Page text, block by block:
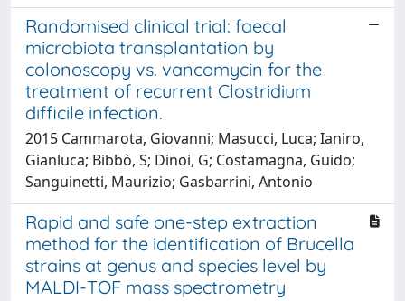
Randomised clinical trial: faecal
microbiota transplantation by
colonoscopy vs. vancomycin for the
treatment of recurrent Clostridium
difficile infection.
2015 Cammarota, Giovanni; Masucci, Luca; Ianiro,
Gianluca; Bibbò, S; Dinoi, G; Costamagna, Guido;
Sanguinetti, Maurizio; Gasbarrini, Antonio
Rapid and safe one-step extraction
method for the identification of Brucella
strains at genus and species level by
MALDI-TOF mass spectrometry